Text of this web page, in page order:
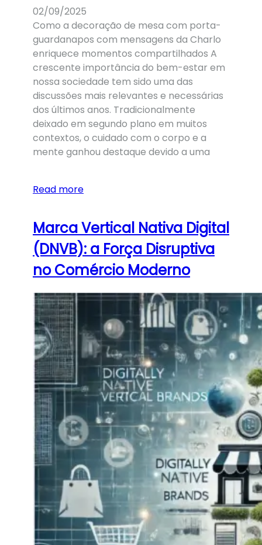
02/09/2025
Como a decoração de mesa com porta-
guardanapos com mensagens da Charlo
enriquece momentos compartilhados A
crescente importância do bem-estar em
nossa sociedade tem sido uma das
discussões mais relevantes e necessárias
dos últimos anos. Tradicionalmente
deixado em segundo plano em muitos
contextos, o cuidado com o corpo e a
mente ganhou destaque devido a uma
Read more
Marca Vertical Nativa Digital
(DNVB): a Força Disruptiva
no Comércio Moderno